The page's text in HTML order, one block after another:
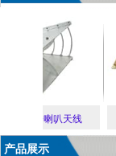
超宽带双脊喇叭天线
产品展示